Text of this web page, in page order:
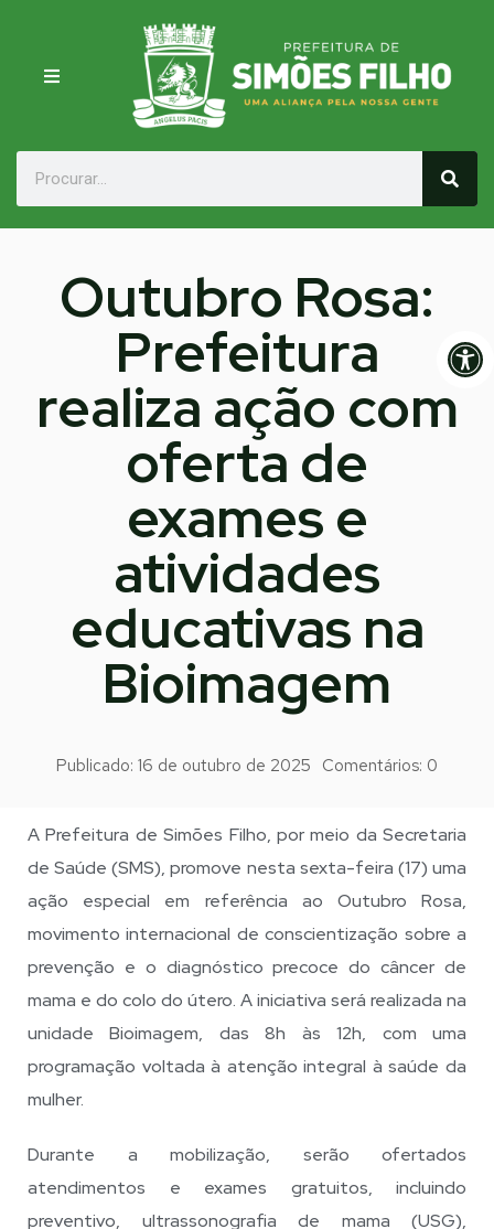
Outubro Rosa:
Prefeitura
realiza ação com
oferta de
exames e
atividades
educativas na
Bioimagem
Publicado: 16 de outubro de 2025 Comentários: 0
A Prefeitura de Simões Filho, por meio da Secretaria
de Saúde (SMS), promove nesta sexta-feira (17) uma
ação especial em referência ao Outubro Rosa,
movimento internacional de conscientização sobre a
prevenção e o diagnóstico precoce do câncer de
mama e do colo do útero. A iniciativa será realizada na
unidade Bioimagem, das 8h às 12h, com uma
programação voltada à atenção integral à saúde da
mulher.
Durante a mobilização, serão ofertados
atendimentos e exames gratuitos, incluindo
preventivo, ultrassonografia de mama (USG),